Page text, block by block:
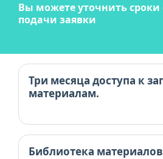
Вы можете уточнить сроки
подачи заявки
Три месяца доступа к
материалам.
Библиотека